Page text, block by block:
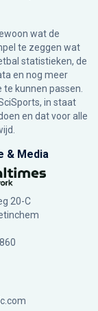
wat de
te zeggen wat
statistieken, de
en nog meer
kunnen passen.
in staat
en dat voor alle
& Media
20-C